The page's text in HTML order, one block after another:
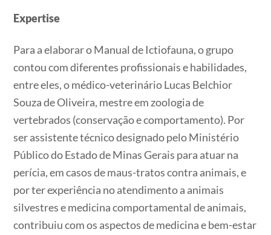
Expertise
Para a elaborar o Manual de Ictiofauna, o grupo
contou com diferentes profissionais e habilidades,
entre eles, o médico-veterinário Lucas Belchior
Souza de Oliveira, mestre em zoologia de
vertebrados (conservação e comportamento). Por
ser assistente técnico designado pelo Ministério
Público do Estado de Minas Gerais para atuar na
perícia, em casos de maus-tratos contra animais, e
por ter experiência no atendimento a animais
silvestres e medicina comportamental de animais,
contribuiu com os aspectos de medicina e bem-estar